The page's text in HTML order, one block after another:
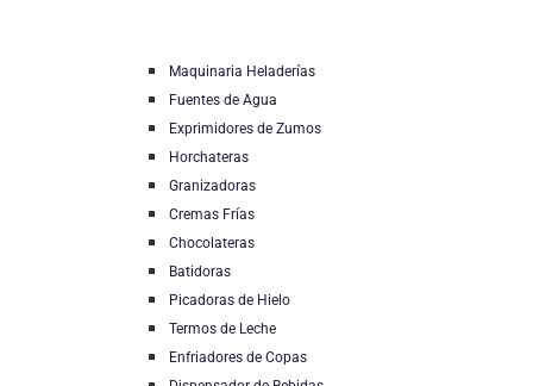
Maquinaria Heladerías
Fuentes de Agua
Exprimidores de Zumos
Horchateras
Granizadoras
Cremas Frías
Chocolateras
Batidoras
Picadoras de Hielo
Termos de Leche
Enfriadores de Copas